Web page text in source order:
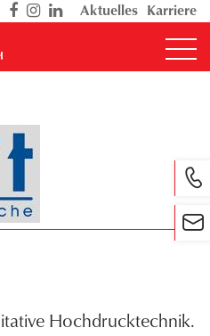
Aktuelles Karriere
Hochdrucktechnik.